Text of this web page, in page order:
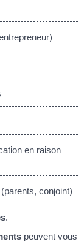
en raison
conjoint)
.
peuvent vous